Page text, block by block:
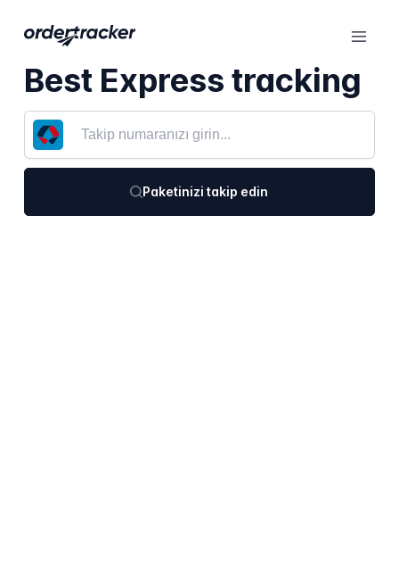
Best Express tracking
Paketinizi takip edin